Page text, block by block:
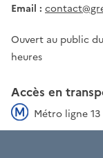
Email :
Ouvert au public
heures
Accès en
Métro ligne